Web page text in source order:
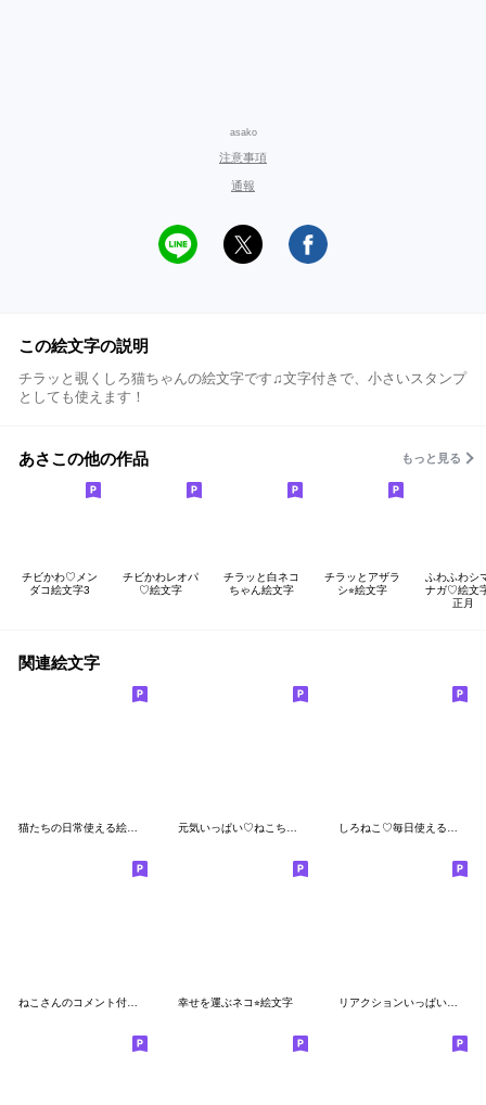
asako
注意事項
通報
この絵文字の説明
チラッと覗くしろ猫ちゃんの絵文字です♫文字付きで、小さいスタンプ
としても使えます！
あさこの他の作品 もっと見る
チビかわ♡メン
ダコ絵文字3
チビかわレオパ
♡絵文字
チラッと白ネコ
ちゃん絵文字
チラッとアザラ
シ⭐︎絵文字
ふわふわシ
ナガ♡絵文
正月
関連絵文字
ねこさんのコメント付き絵文字 幸せを運ぶネコ⭐︎絵文字 リアクションいっぱい♡ネコの絵文字